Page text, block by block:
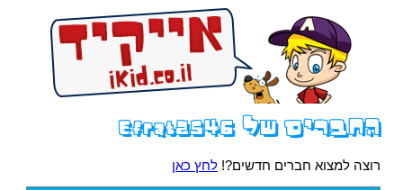
החברים של Efrat2546
רוצה למצוא חברים חדשים?! לחץ כאן